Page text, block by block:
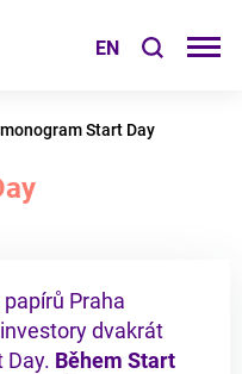
EN
Start Day
Praha
dvakrát
Day. Během Start